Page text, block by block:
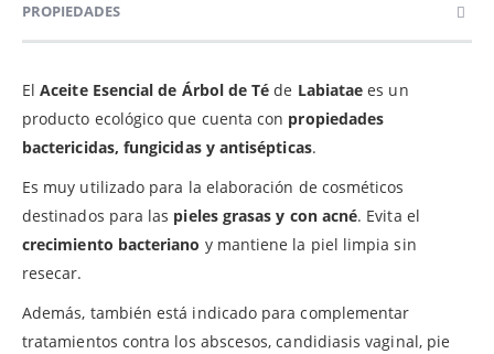
PROPIEDADES
ElAceite Esencial de Árbol de Té de Labiatae es un
producto ecológico que cuenta con propiedades
bactericidas, fungicidas y antisépticas.
Es muy utilizado para la elaboración de cosméticos
destinados para las pieles grasas y con acné. Evita el
crecimiento bacteriano y mantiene la piel limpia sin
resecar.
Además, también está indicado para complementar
tratamientos contra los abscesos, candidiasis vaginal, pie